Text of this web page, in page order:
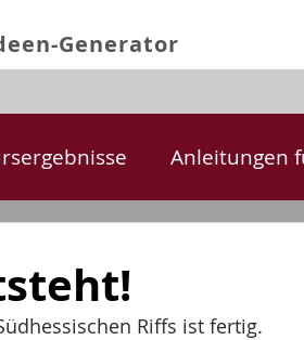
Generator
Anleitungen
Riffs ist fertig.